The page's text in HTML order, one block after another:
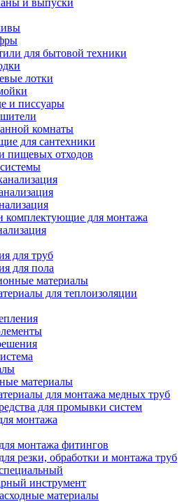
для бытовой техники
лотки
и писсуары
комнаты
для сантехники
пищевых отходов
комплектующие для монтажа
для труб
для пола
материалы
для теплоизоляции
материалы
для монтажа медных труб
для промывки систем
монтажа
монтажа фитингов
резки, обработки и монтажа труб
инструмент
материалы